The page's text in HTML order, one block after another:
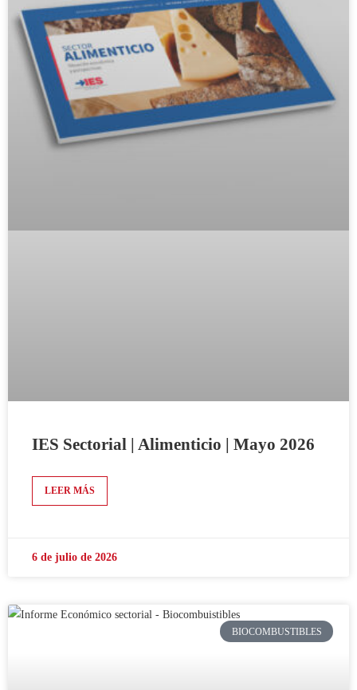
IES Sectorial | Alimenticio | Mayo 2026
LEER MÁS
6 de julio de 2026
BIOCOMBUSTIBLES